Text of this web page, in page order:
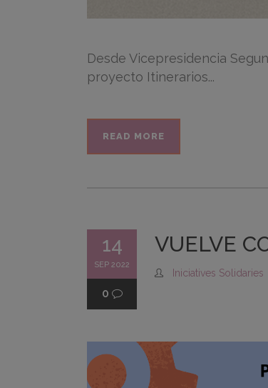
Desde Vicepresidencia
proyecto Itinerarios...
READ MORE
14
SEP 2022
0
VUELVE
Iniciatives Solidaries